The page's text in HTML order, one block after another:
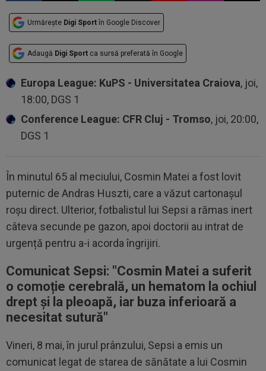
Urmărește Digi Sport în Google Discover
Adaugă Digi Sport ca sursă preferată în Google
Europa League: KuPS - Universitatea Craiova, joi,
18:00, DGS 1
Conference League: CFR Cluj - Tromso, joi, 20:00,
DGS 1
În minutul 65 al meciului, Cosmin Matei a fost lovit
puternic de Andras Huszti, care a văzut cartonașul
roșu direct. Ulterior, fotbalistul lui Sepsi a rămas inert
câteva secunde pe gazon, apoi doctorii au intrat de
urgență pentru a-i acorda îngrijiri.
Comunicat Sepsi: "Cosmin Matei a suferit
o comoție cerebrală, un hematom la ochiul
drept și la pleoapă, iar buza inferioară a
necesitat sutură"
Vineri, 8 mai, în jurul prânzului, Sepsi a emis un
comunicat legat de starea de sănătate a lui Cosmin